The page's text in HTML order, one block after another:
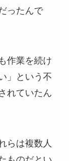
ったんで
作業を続け
」という不
れていたん
らは複数人